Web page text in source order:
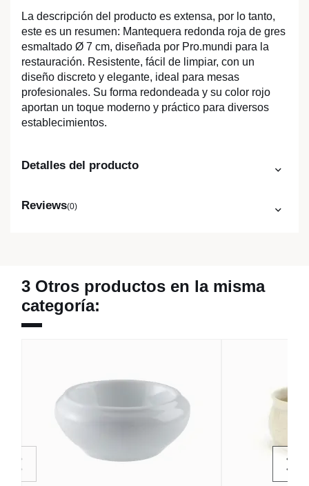
La descripción del producto es extensa, por lo tanto,
este es un resumen: Mantequera redonda roja de gres
esmaltado Ø 7 cm, diseñada por Pro.mundi para la
restauración. Resistente, fácil de limpiar, con un
diseño discreto y elegante, ideal para mesas
profesionales. Su forma redondeada y su color rojo
aportan un toque moderno y práctico para diversos
establecimientos.
Detalles del producto
Reviews(0)
3 Otros productos en la misma
categoría: